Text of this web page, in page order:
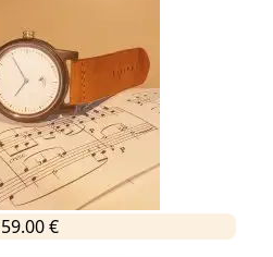
59.00 €